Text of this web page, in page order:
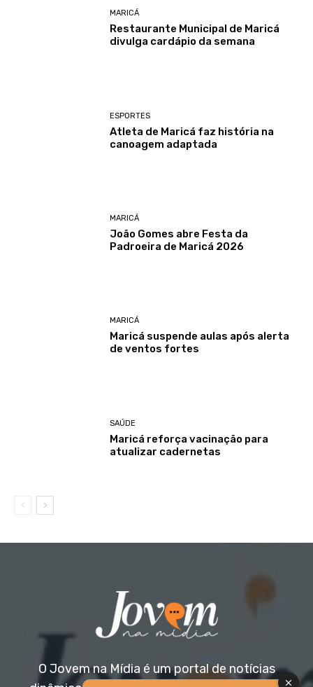
MARICÁ
Restaurante Municipal de Maricá
divulga cardápio da semana
ESPORTES
Atleta de Maricá faz história na
canoagem adaptada
MARICÁ
João Gomes abre Festa da
Padroeira de Maricá 2026
MARICÁ
Maricá suspende aulas após alerta
de ventos fortes
SAÚDE
Maricá reforça vacinação para
atualizar cadernetas
O Jovem na Mídia é um portal de notícias